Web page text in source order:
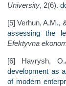
University, 2(6).
[5] Verhun, A.M.,
assessing the
Efektyvna
[6] Havrysh,
development as
of modern